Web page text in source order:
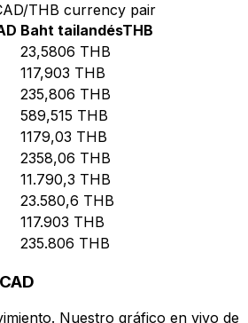
THB currency pair
Baht tailandésTHB
23,5806 THB
117,903 THB
235,806 THB
589,515 THB
1179,03 THB
2358,06 THB
11.790,3 THB
23.580,6 THB
117.903 THB
235.806 THB
Nuestro gráfico en vivo de